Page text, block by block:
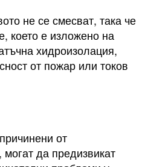
не се смесват, така че
което е изложено на
хидроизолация,
от пожар или токов
от
да предизвикат